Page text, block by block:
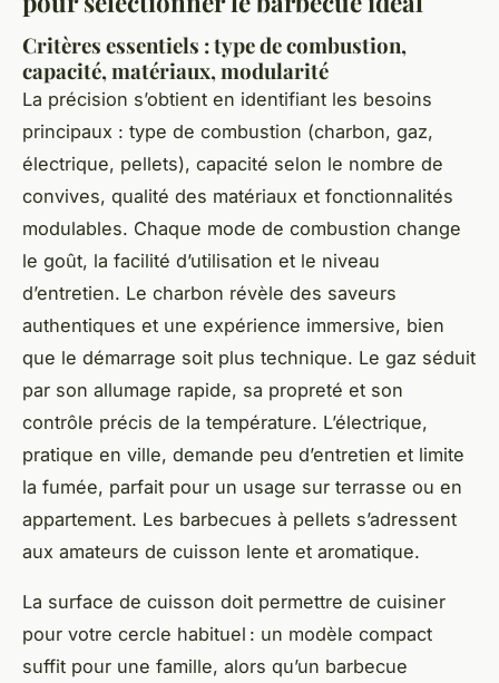
Critères essentiels : type de combustion,
capacité, matériaux, modularité
La précision s’obtient en identifiant les besoins
principaux : type de combustion (charbon, gaz,
électrique, pellets), capacité selon le nombre de
convives, qualité des matériaux et fonctionnalités
modulables. Chaque mode de combustion change
le goût, la facilité d’utilisation et le niveau
d’entretien. Le charbon révèle des saveurs
authentiques et une expérience immersive, bien
que le démarrage soit plus technique. Le gaz séduit
par son allumage rapide, sa propreté et son
contrôle précis de la température. L’électrique,
pratique en ville, demande peu d’entretien et limite
la fumée, parfait pour un usage sur terrasse ou en
appartement. Les barbecues à pellets s’adressent
aux amateurs de cuisson lente et aromatique.
La surface de cuisson doit permettre de cuisiner
pour votre cercle habituel : un modèle compact
suffit pour une famille, alors qu’un barbecue